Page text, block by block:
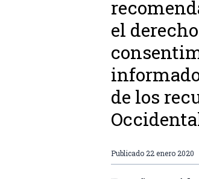
el
de los
Publicado22 enero 2020